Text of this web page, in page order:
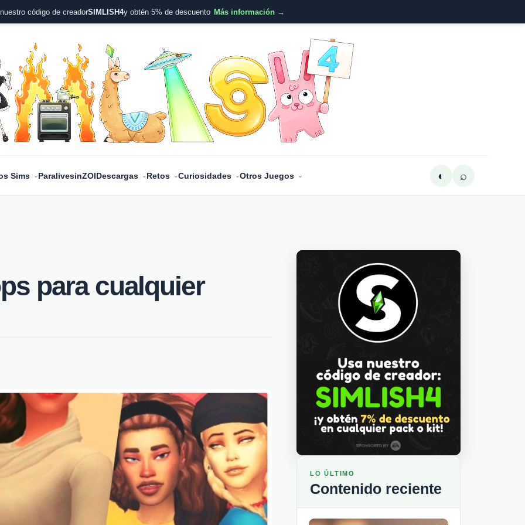
código de creadorSIMLISH4y obtén 5% de descuento Más información →
Sims ParalivesinZOIDescargas Retos Curiosidades Otros Juegos ◐ ⌕
para cualquier
LO ÚLTIMO
Contenido reciente